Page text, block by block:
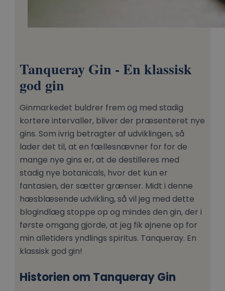
Tanqueray Gin - En klassisk
god gin
Ginmarkedet buldrer frem og med stadig
kortere intervaller, bliver der præsenteret nye
gins. Som ivrig betragter af udviklingen, så
lader det til, at en fællesnævner for for de
mange nye gins er, at de destilleres med
stadig nye botanicals, hvor det kun er
fantasien, der sætter grænser. Midt i denne
hæsblæsende udvikling, så vil jeg med dette
blogindlæg stoppe op og mindes den gin, der i
første omgang gjorde, at jeg fik øjnene op for
min alletiders yndlings spiritus. Tanqueray. En
klassisk god gin!
Historien om Tanqueray Gin